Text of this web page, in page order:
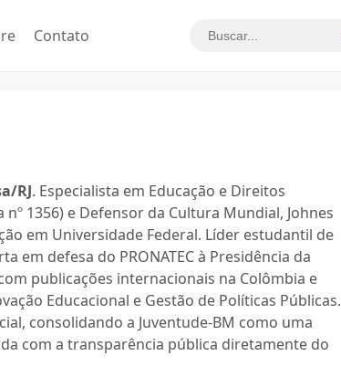
Contato
RJ. Especialista em Educação e Direitos
1356) e Defensor da Cultura Mundial, Johnes
em Universidade Federal. Líder estudantil de
defesa do PRONATEC à Presidência da
publicações internacionais na Colômbia e
Educacional e Gestão de Políticas Públicas.
consolidando a Juventude-BM como uma
com a transparência pública diretamente do